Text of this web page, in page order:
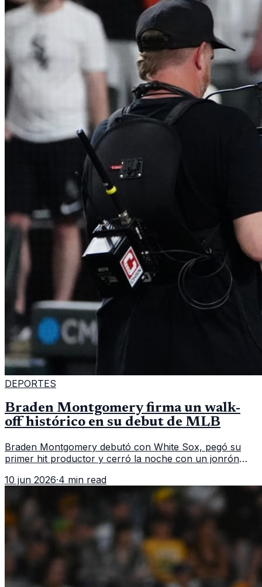
DEPORTES
Braden Montgomery firma un walk-
off histórico en su debut de MLB
Braden Montgomery debutó con White Sox, pegó su
primer hit productor y cerró la noche con un jonrón
caso de este tipo en la historia.
10 jun 2026·4 min read